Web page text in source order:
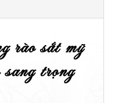
rào sắt mỹ
trọng